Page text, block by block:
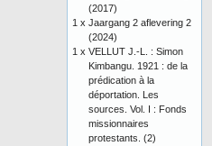
(2017)
1 x Jaargang 2 aflevering 2
(2024)
1 x VELLUT J.-L. : Simon
Kimbangu. 1921 : de la
prédication à la
déportation. Les
sources. Vol. I : Fonds
missionnaires
protestants. (2)